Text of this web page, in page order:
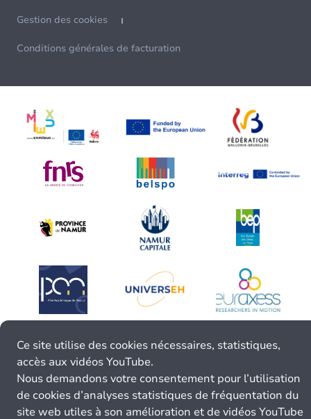
Gestion des cookies
Conditions générales de facturation
Ce site utilise des cookies nécessaires, statistiques,
accès aux vidéos YouTube.
Nous demandons votre consentement pour l’utilisation
de cookies d’analyses statistiques de fréquentation du
site web utiles à son amélioration et de vidéos YouTube